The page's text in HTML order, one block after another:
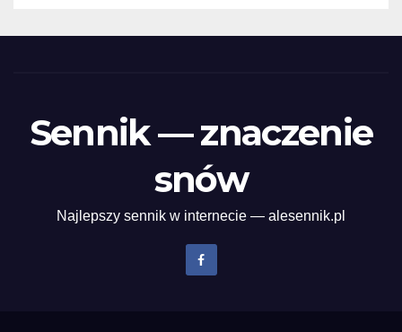
Sennik — znaczenie
snów
Najlepszy sennik w internecie — alesennik.pl